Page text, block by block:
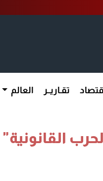
تقـاريــر العالم
القانونية"